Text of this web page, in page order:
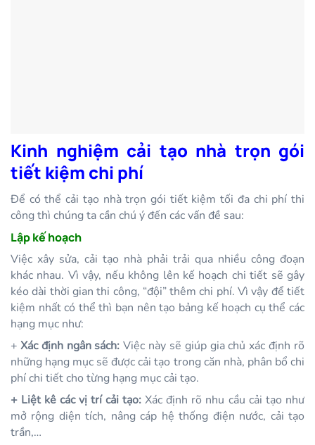
Kinh nghiệm cải tạo nhà trọn gói
tiết kiệm chi phí
Để có thể cải tạo nhà trọn gói tiết kiệm tối đa chi phí thi
công thì chúng ta cần chú ý đến các vấn đề sau:
Lập kế hoạch
Việc xây sửa, cải tạo nhà phải trải qua nhiều công đoạn
khác nhau. Vì vậy, nếu không lên kế hoạch chi tiết sẽ gây
kéo dài thời gian thi công, “đội” thêm chi phí. Vì vậy để tiết
kiệm nhất có thể thì bạn nên tạo bảng kế hoạch cụ thể các
hạng mục như:
+ Xác định ngân sách: Việc này sẽ giúp gia chủ xác định rõ
những hạng mục sẽ được cải tạo trong căn nhà, phân bổ chi
phí chi tiết cho từng hạng mục cải tạo.
+ Liệt kê các vị trí cải tạo: Xác định rõ nhu cầu cải tạo như
mở rộng diện tích, nâng cáp hệ thống điện nước, cải tạo
trần,…